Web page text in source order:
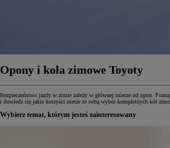
Opony i koła zimowe Toyoty
Bezpieczeństwo jazdy w zimie zależy w głównej mierze od opon.
i dowiedz się jakie korzyści niesie ze sobą wybór kompletnych kół
Wybierz temat, którym jesteś zainteresowany